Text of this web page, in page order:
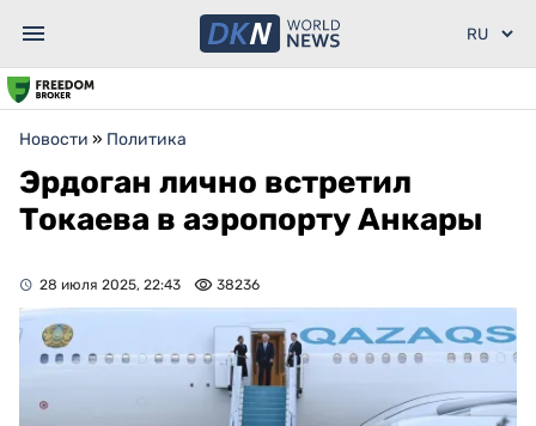
Новости » Политика
Эрдоган лично встретил
Токаева в аэропорту Анкары
28 июля 2025, 22:43 38236